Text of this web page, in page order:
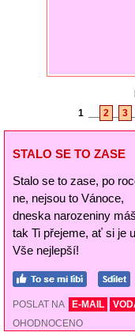
1
2 3
STALO SE TO ZASE
Stalo se to zase, po
ne, nejsou to Vánoce,
dneska narozeniny
tak Ti přejeme, ať si je
Vše nejlepší!
POSLAT NA E-MAIL
OHODNOCENO